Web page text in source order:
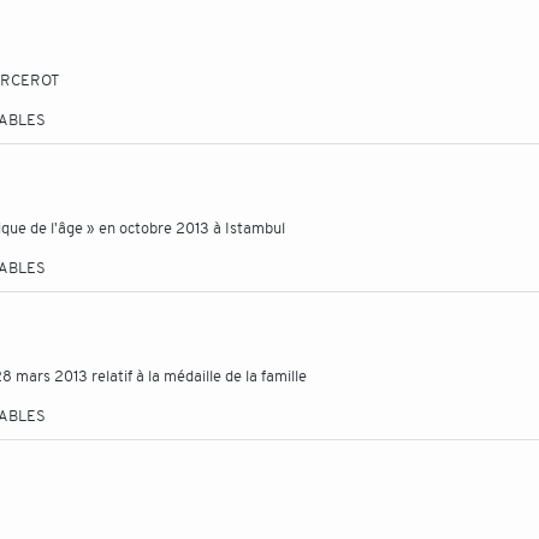
de l'âge » en octobre 2013 à Istambul
mars 2013 relatif à la médaille de la famille